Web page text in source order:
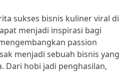
sukses bisnis kuliner viral di
menjadi inspirasi bagi
passion
menjadi sebuah bisnis yang
Dari hobi jadi penghasilan,